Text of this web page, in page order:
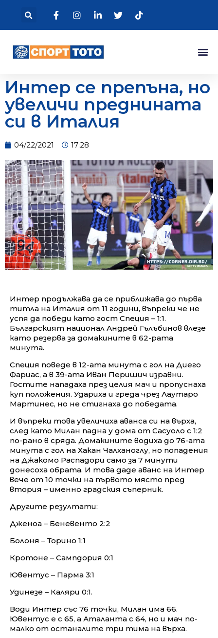
Интер се препъна, но
увеличи преднината
си в Италия
04/22/2021 17:28
Интер продължава да се приближава до първа
титла на Италия от 11 години, въпреки че не
успя да победи като гост Специя – 1:1.
Българският национал Андрей Гълъбинов влезе
като резерва за домакините в 62-рата
минута.
Специя поведе в 12-ата минута с гол на Диего
Фариас, а в 39-ата Иван Перишич изравни.
Гостите нападаха през целия мач и пропуснаха
куп положения. Удариха и греда чрез Лаутаро
Мартинес, но не стигнаха до победата.
И въпреки това увеличиха аванса си на върха,
след като Милан падна у дома от Сасуоло с 1:2
по-рано в сряда. Домакините водиха до 76-ата
минута с гол на Хакан Чалханоглу, но попадения
на Джакомо Распадори само за 7 минути
донесоха обрата. И това даде аванс на Интер
вече от 10 точки на първото място пред
втория – именно градския съперник.
Другите резултати:
Дженоа – Беневенто 2:2
Болоня – Торино 1:1
Кротоне – Сампдория 0:1
Ювентус – Парма 3:1
Удинезе – Каляри 0:1.
Води Интер със 76 точки, Милан има 66.
Ювентус е с 65, а Аталанта с 64, но и мач по-
малко от останалите три тима на върха.